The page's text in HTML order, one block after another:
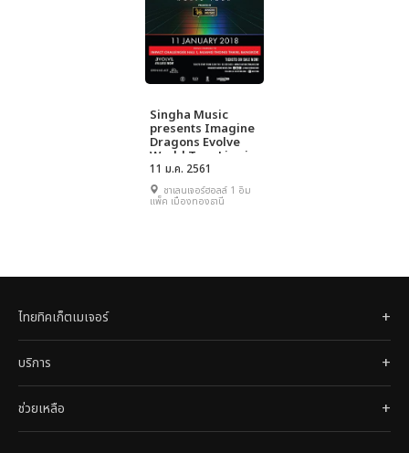
Singha Music
presents Imagine
Dragons Evolve
World Tour Live in
Bangkok
11 ม.ค. 2561
ชาเลนเจอร์ฮอลล์ 1 อิม
แพ็ค เมืองทองธานี
ไทยทิคเก็ตเมเจอร์
บริการ
ช่วยเหลือ